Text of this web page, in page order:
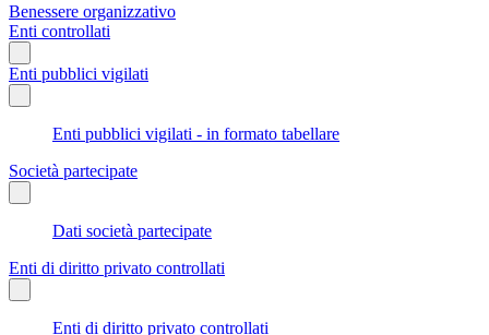
Benessere organizzativo
Enti controllati
Enti pubblici vigilati
Enti pubblici vigilati - in formato tabellare
Società partecipate
Dati società partecipate
Enti di diritto privato controllati
Enti di diritto privato controllati